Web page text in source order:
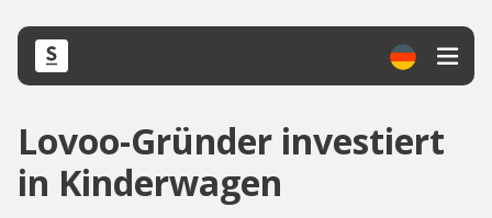
Lovoo-Gründer investiert
in Kinderwagen